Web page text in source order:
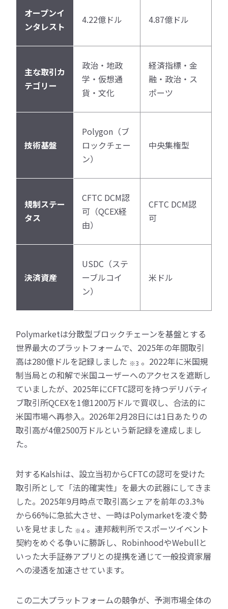
オープンイ
ンタレスト
4.22億ドル 4.87億ドル
主な取引カ
テゴリー
政治・地政
学・仮想通
貨・文化
経済指標・金
融・政治・ス
ポーツ
技術基盤
Polygon（ブ
ロックチェー
ン）
中央集権型
規制ステー
タス
CFTC DCM認
可（QCEX経
由）
CFTC DCM認
可
決済資産
USDC（ステ
ーブルコイ
ン）
米ドル
Polymarketは分散型ブロックチェーンを基盤とする
世界最大のプラットフォームで、2025年の年間取引
高は280億ドルを記録しました ※3 。2022年に米国規
制当局との和解で米国ユーザーへのアクセスを遮断し
ていましたが、2025年にCFTC認可を持つデリバティ
ブ取引所QCEXを1億1200万ドルで買収し、合法的に
米国市場へ再参入。2026年2月28日には1日あたりの
取引高が4億2500万ドルという新記録を達成しまし
た。
対するKalshiは、設立当初からCFTCの認可を受けた
取引所として「法的確実性」を最大の武器にしてきま
した。2025年9月時点で取引高シェアを前年の3.3%
から66%に急拡大させ、一時はPolymarketを凌ぐ勢
いを見せました ※4 。連邦裁判所でスポーツイベント
契約をめぐる争いに勝訴し、RobinhoodやWebullと
いった大手証券アプリとの提携を通じて一般投資家層
への浸透を加速させています。
この二大プラットフォームの競争が、予測市場全体の